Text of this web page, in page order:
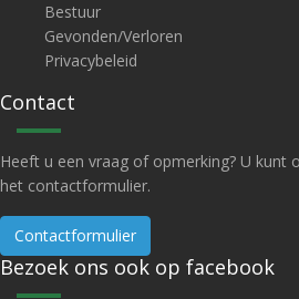
Bestuur
Gevonden/Verloren
Privacybeleid
Contact
Heeft u een vraag of opmerking? U kunt
het contactformulier.
Contactformulier
Bezoek ons ook op facebook